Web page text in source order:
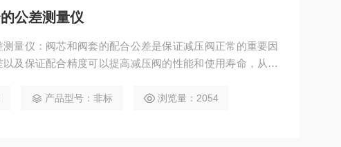
公差测量仪
量仪：阀芯和阀套的配合公差是保证减压阀正常的重要因
及保证配合精度可以提高减压阀的性能和使用寿命，从而
产品型号：非标 浏览量：2054